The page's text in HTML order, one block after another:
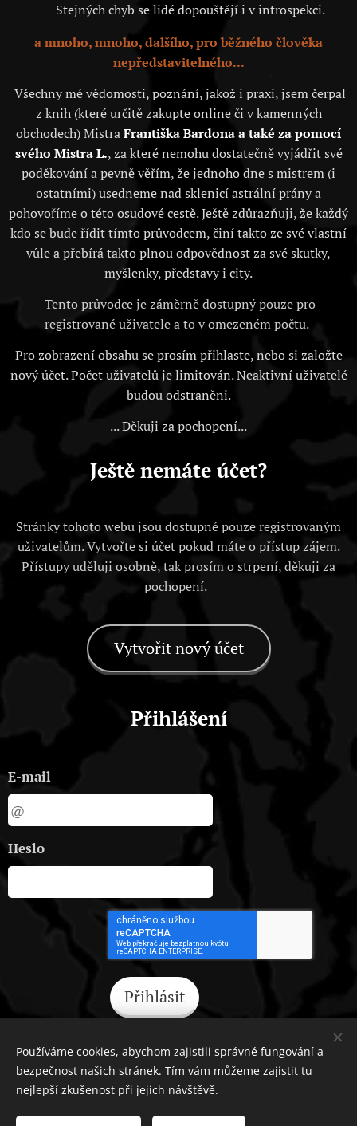
Stejných chyb se lidé dopouštějí i v introspekci.
a mnoho, mnoho, dalšího, pro běžného člověka
nepředstavitelného...
Všechny mé vědomosti, poznání, jakož i praxi, jsem čerpal
z knih (které určitě zakupte online či v kamenných
obchodech) MistraFrantiška Bardona a také za pomocí
svého Mistra L., za které nemohu dostatečně vyjádřit své
poděkování a pevně věřím, že jednoho dne s mistrem (i
ostatními) usedneme nad sklenicí astrální prány a
pohovoříme o této osudové cestě. Ještě zdůrazňuji, že každý
kdo se bude řídit tímto průvodcem, činí takto ze své vlastní
vůle a přebírá takto plnou odpovědnost za své skutky,
myšlenky, představy i city.
Tento průvodce je záměrně dostupný pouze pro
registrované uživatele a to v omezeném počtu.
Pro zobrazení obsahu se prosím přihlaste, nebo si založte
nový účet. Počet uživatelů je limitován. Neaktivní uživatelé
budou odstraněni.
... Děkuji za pochopení...
Ještě nemáte účet?
Stránky tohoto webu jsou dostupné pouze registrovaným
uživatelům. Vytvořte si účet pokud máte o přístup zájem.
Přístupy uděluji osobně, tak prosím o strpení, děkuji za
pochopení.
Vytvořit nový účet
Přihlášení
E-mail
Heslo
Přihlásit
Zapomněli jste heslo?
Používáme cookies, abychom zajistili správné fungování a
bezpečnost našich stránek. Tím vám můžeme zajistit tu
nejlepší zkušenost při jejich návštěvě.